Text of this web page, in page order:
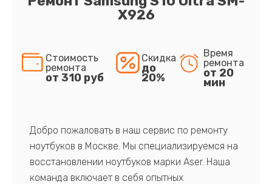
X926
Стоимость
ремонта
от 310 руб
Скидка
до
20%
Время
ремонта
от 20
мин
Добро пожаловать в наш сервис по ремонту
ноутбуков в Москве. Мы специализируемся на
восстановлении ноутбуков марки Aser. Наша
команда включает в себя опытных